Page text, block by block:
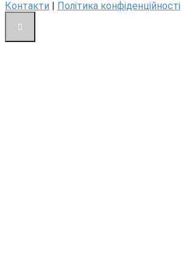
Контакти | Політика конфіденційності